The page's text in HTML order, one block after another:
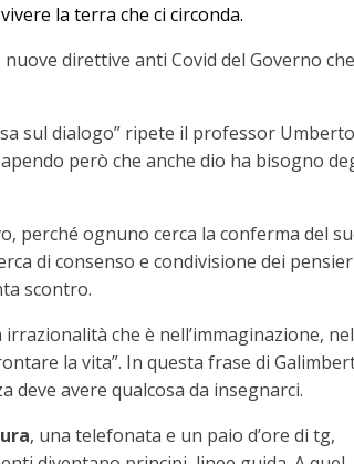
la terra che ci circonda.
direttive anti Covid del Governo
sul dialogo” ripete il professor Umberto
però che anche dio ha bisogno
perché ognuno cerca la conferma del
di consenso e condivisione dei
scontro.
che è nell’immaginazione, nel
la vita”. In questa frase di
deve avere qualcosa da insegnarci.
, una telefonata e un paio d’ore di tg,